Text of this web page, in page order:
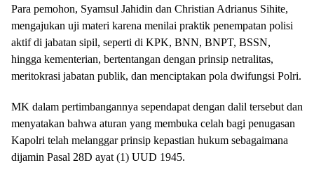
Para pemohon, Syamsul Jahidin dan Christian Adrianus Sihite,
mengajukan uji materi karena menilai praktik penempatan polisi
aktif di jabatan sipil, seperti di KPK, BNN, BNPT, BSSN,
hingga kementerian, bertentangan dengan prinsip netralitas,
meritokrasi jabatan publik, dan menciptakan pola dwifungsi Polri.
MK dalam pertimbangannya sependapat dengan dalil tersebut dan
menyatakan bahwa aturan yang membuka celah bagi penugasan
Kapolri telah melanggar prinsip kepastian hukum sebagaimana
dijamin Pasal 28D ayat (1) UUD 1945.